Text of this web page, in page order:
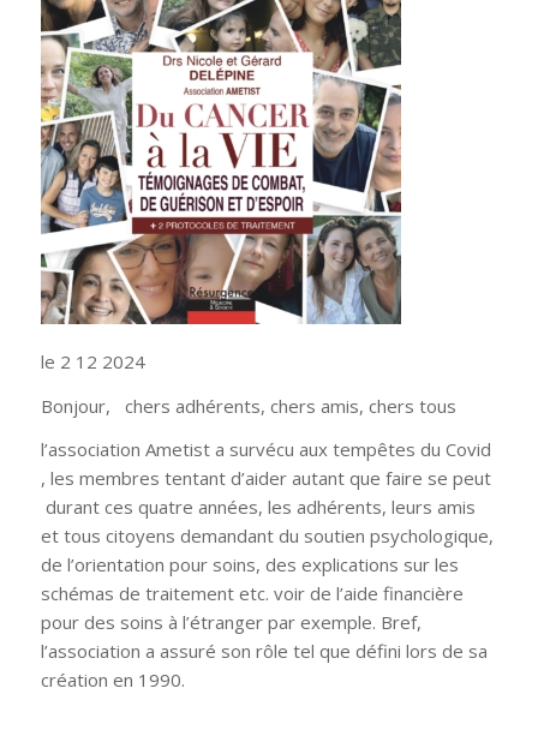
le 2 12 2024
Bonjour, chers adhérents, chers amis, chers tous
l’association Ametist a survécu aux tempêtes du Covid
, les membres tentant d’aider autant que faire se peut
durant ces quatre années, les adhérents, leurs amis
et tous citoyens demandant du soutien psychologique,
de l’orientation pour soins, des explications sur les
schémas de traitement etc. voir de l’aide financière
pour des soins à l’étranger par exemple. Bref,
l’association a assuré son rôle tel que défini lors de sa
création en 1990.